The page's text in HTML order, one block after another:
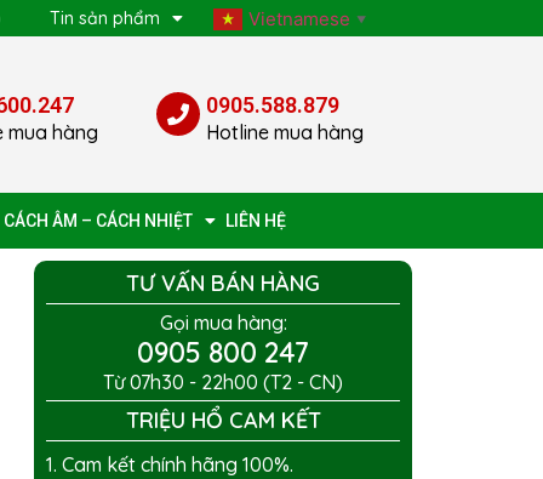
Tin sản phẩm Vietnamese ▼
mua hàng
0905.588.879
Hotline mua hàng
CÁCH ÂM – CÁCH NHIỆT LIÊN HỆ
TƯ VẤN BÁN HÀNG
Gọi mua hàng:
0905 800 247
Từ 07h30 - 22h00 (T2 - CN)
TRIỆU HỔ CAM KẾT
1. Cam kết chính hãng 100%.